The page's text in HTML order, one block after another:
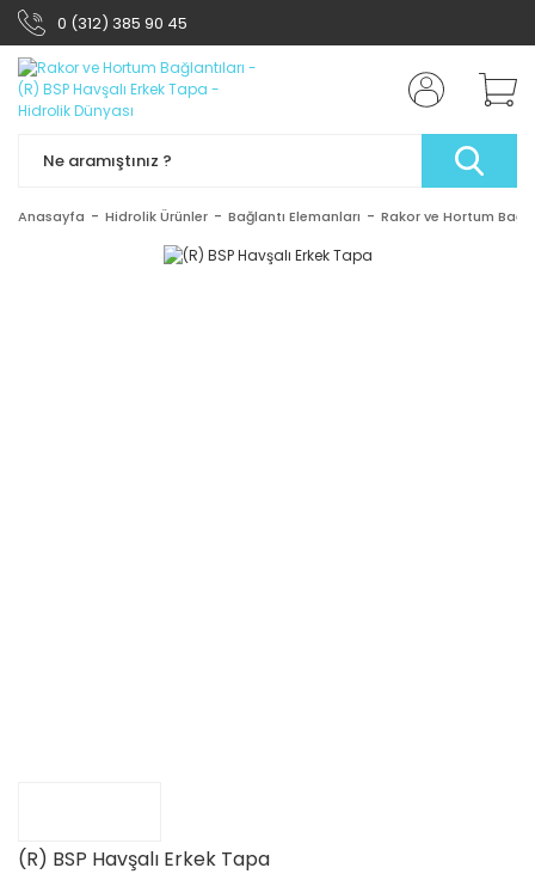
0 (312) 385 90 45
Anasayfa Hidrolik Ürünler Bağlantı Elemanları Rakor ve Hortum
(R) BSP Havşalı Erkek Tapa